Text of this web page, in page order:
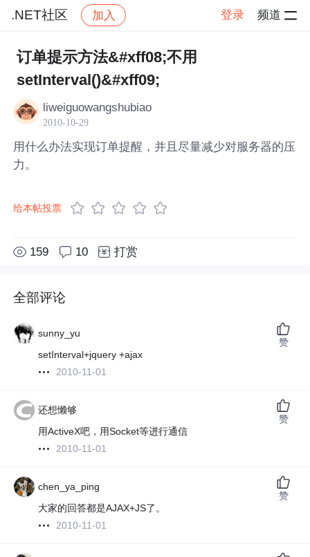
.NET社区 加入 登录 频道
社区 .NET社区 帖子详情
订单提示方法&#xff08;不用
setInterval()&#xff09;
liweiguowangshubiao
2010-10-29
用什么办法实现订单提醒，并且尽量减少对服务器的压
力。
给本帖投票
159 10 打赏
全部评论
sunny_yu
setInterval+jquery +ajax
2010-11-01
赞
还想懒够
用ActiveX吧，用Socket等进行通信
2010-11-01
赞
chen_ya_ping
大家的回答都是AJAX+JS了。
2010-11-01
赞